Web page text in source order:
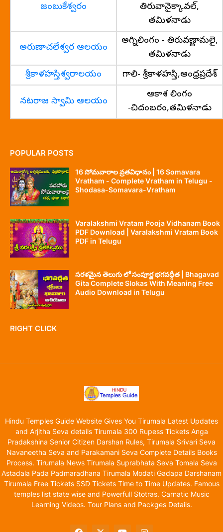
జంబుకేశ్వరం
తిరువానైక్కావల్,
తమిళనాడు
అరుణాచలేశ్వర ఆలయం
అగ్నిలింగం - తిరువణ్ణామలై,
తమిళనాడు
శ్రీకాళహస్తిశ్వరాలయం
గాలి- శ్రీకాళహస్తి,ఆంధ్రప్రదేశ్
నటరాజ స్వామి ఆలయం
ఆకాశ లింగం
-చిదంబరం,తమిళనాడు
POPULAR POSTS
16 సోమవారాల వ్రతవిధానం | 16 Somavara
Vratham - Complete Vratham in Telugu -
Shodasa-Somavara-Vratham
Varalakshmi Vratam Pooja Vidhanam Book
PDF Download | Varalakshmi Vratam Book
PDF in Telugu
సరళమైన తెలుగు లో సంపూర్ణ భగవద్గీత | Bhagavad
Gita Complete Slokas With Meaning Free
Audio Download in Telugu
RIGHT CLICK
Hindu Temples Guide Website Gives You Tirumala Latest Updates
and Arjitha Seva details Tirumala 300 Rupess Tickets Anga
Pradakshina Senior Citizen Darshan Rules, Tirumala Srivari Seva
Navaneetha Seva and Parakamani Seva Complete Details Books
Process. Tirumala News Tirumala Suprabhata Seva Tomala Seva
Astadala Pada Padmaradhana Tirumala Modati Gadapa Darshanam
Tirumala Free Tickets SSD Tickets Time to Time Updates. Famous
temples list state wise and Powerfull Stotras. Carnatic Music
Learning Videos. Tour Plans and Packges Details.